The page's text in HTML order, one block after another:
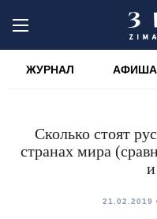
ЖУРНАЛ АФИША
Сколько стоят
странах мира
21.02.2019